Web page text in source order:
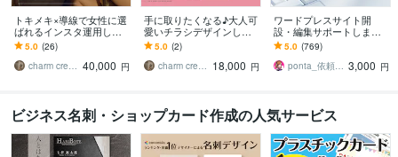
トキメキ×導線で女性に選
ばれるインスタ運用しま
す 美容ブランドデザイナ
ーが、構成・原稿・デザ
インをご提案
5.0 (26)
charm creativeハナシロむぎ 40,000 円
手に取りたくなる♪大人可
愛いチラシデザインしま
す ターゲット沿ったデザ
インをご提案♪印刷までお
任せもOK!
5.0 (2)
charm creativeハナシロむぎ 18,000 円
ワードプレスサイト開
設・編集サポートします
ピンポイントでコレやっ
てほしいということをお
手伝いします
5.0 (769)
ponta_依頼多数のため返信遅れます 3,000 円
ビジネス名刺・ショップカード作成の人気サービス